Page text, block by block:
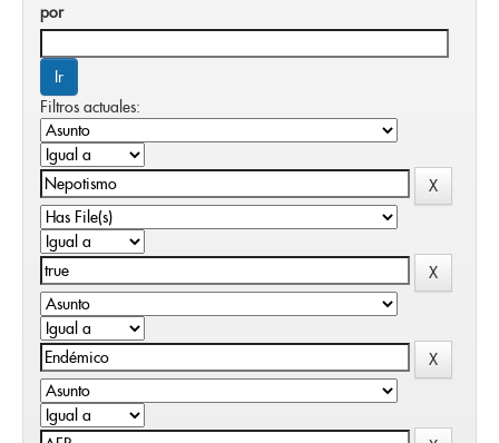
por
Filtros actuales: